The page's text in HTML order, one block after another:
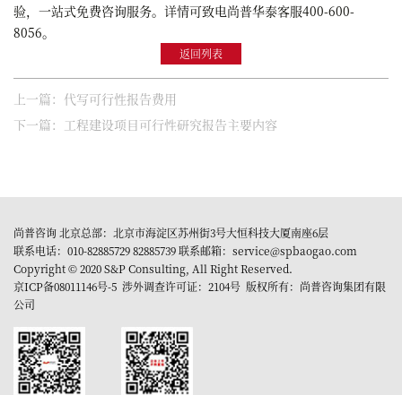
验，一站式免费咨询服务。详情可致电尚普华泰客服400-600-
8056。
返回列表
上一篇：代写可行性报告费用
下一篇：工程建设项目可行性研究报告主要内容
尚普咨询 北京总部：北京市海淀区苏州街3号大恒科技大厦南座6层
联系电话：010-82885729 82885739 联系邮箱：service@spbaogao.com
Copyright © 2020 S&P Consulting, All Right Reserved.
京ICP备08011146号-5 涉外调查许可证：2104号 版权所有：尚普咨询集团有限
公司